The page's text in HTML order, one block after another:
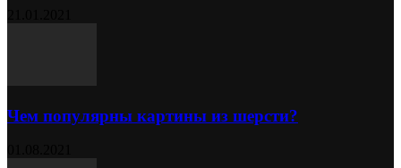
Чем популярны картины из шерсти?